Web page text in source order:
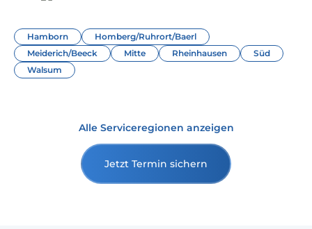
Hamborn
Homberg/Ruhrort/Baerl
Meiderich/Beeck
Mitte Rheinhausen
Süd
Walsum
Alle Serviceregionen anzeigen
Jetzt Termin sichern